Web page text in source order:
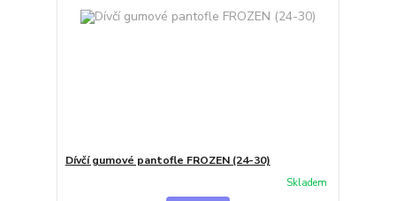
Dívčí gumové pantofle FROZEN (24-30)
Skladem